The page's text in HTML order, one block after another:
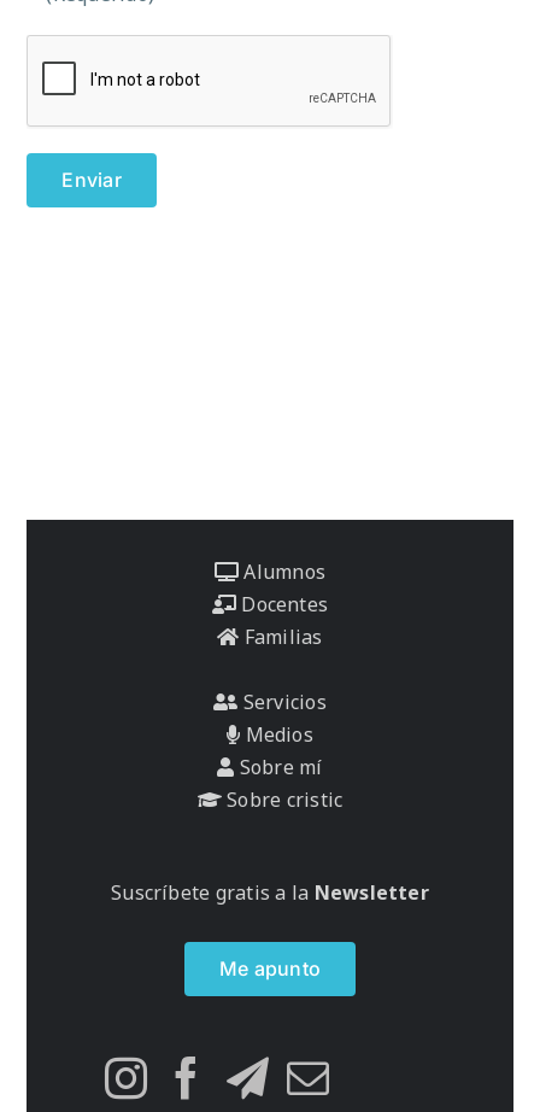
Alumnos
Docentes
Familias
Servicios
Medios
Sobre mí
Sobre cristic
Suscríbete gratis a la Newsletter
Me apunto